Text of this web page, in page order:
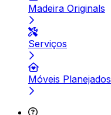
Madeira Originals
Serviços
Móveis Planejados